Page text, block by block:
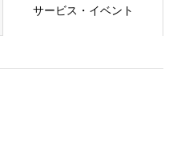
サービス・イベント